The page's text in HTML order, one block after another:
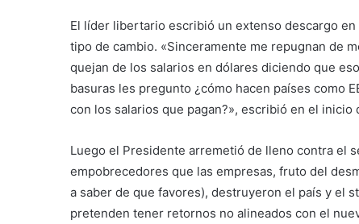
El líder libertario escribió un extenso descargo
tipo de cambio. «Sinceramente me repugnan de
quejan de los salarios en dólares diciendo que
basuras les pregunto ¿cómo hacen países como
con los salarios que pagan?», escribió en el inicio
Luego el Presidente arremetió de lleno contra el
empobrecedores que las empresas, fruto del
a saber de que favores), destruyeron el país y el
pretenden tener retornos no alineados con el